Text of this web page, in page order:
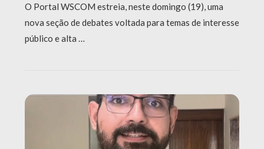
O Portal WSCOM estreia, neste domingo (19), uma
nova seção de debates voltada para temas de interesse
público e alta …